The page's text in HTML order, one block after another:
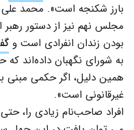
بارز شکنجه است». محمد
مجلس نهم نیز از دستور رهبر
بودن زندان انفرادی است و
به شورای نگهبان داده‌اند
همین دلیل، اگر حکمی مبنی
غیرقانونی است».
افراد صاحب‌نام زیادی را،